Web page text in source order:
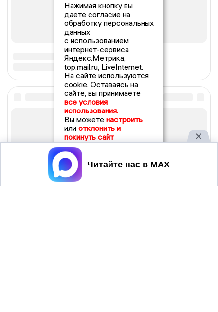
Нажимая кнопку вы
даете согласие на
обработку персональных
данных
с использованием
интернет-сервиса
Яндекс.Метрика,
top.mail.ru, LiveInternet.
На сайте используются
cookie. Оставаясь на
сайте, вы принимаете
все условия
использования.
Вы можете настроить
или отклонить и
покинуть сайт
Принять